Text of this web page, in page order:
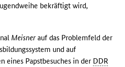
bekräftigt wird,
Meisnerauf das Problemfeld der
und auf
eines Papstbesuches in der DDR